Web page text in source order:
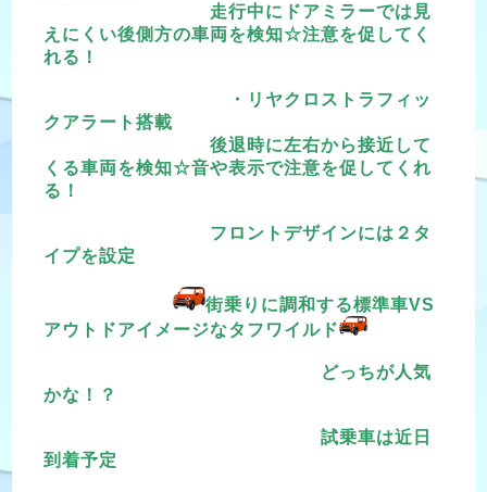
走行中にドアミラーでは見
えにくい後側方の車両を検知☆注意を促してく
れる！
・リヤクロストラフィッ
クアラート搭載
後退時に左右から接近して
くる車両を検知☆音や表示で注意を促してくれ
る！
フロントデザインには２タ
イプを設定
街乗りに調和する標準車VS
アウトドアイメージなタフワイルド
どっちが人気
かな！？
試乗車は近日
到着予定